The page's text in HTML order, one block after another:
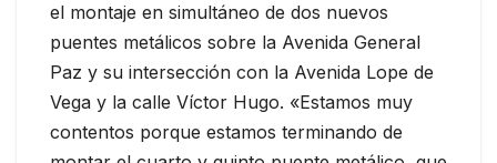
el montaje en simultáneo de dos nuevos
puentes metálicos sobre la Avenida General
Paz y su intersección con la Avenida Lope de
Vega y la calle Víctor Hugo. «Estamos muy
contentos porque estamos terminando de